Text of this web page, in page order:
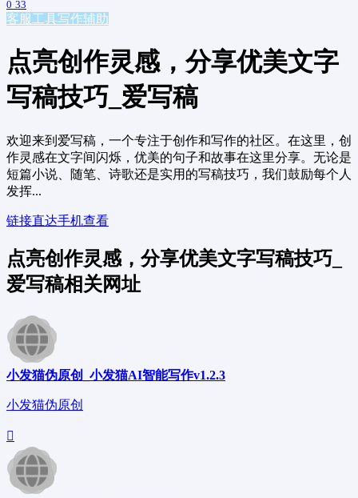
0 33
客服工具写作辅助
点亮创作灵感，分享优美文字
写稿技巧_爱写稿
欢迎来到爱写稿，一个专注于创作和写作的社区。在这里，创
作灵感在文字间闪烁，优美的句子和故事在这里分享。无论是
短篇小说、随笔、诗歌还是实用的写稿技巧，我们鼓励每个人
发挥...
链接直达手机查看
点亮创作灵感，分享优美文字写稿技巧_
爱写稿相关网址
小发猫伪原创_小发猫AI智能写作v1.2.3
小发猫伪原创